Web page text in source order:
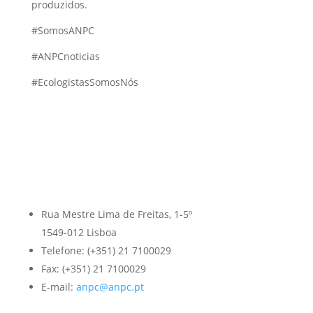
produzidos.
#SomosANPC
#ANPCnoticias
#EcologistasSomosNós
Rua Mestre Lima de Freitas, 1-5º
1549-012 Lisboa
Telefone: (+351) 21 7100029
Fax: (+351) 21 7100029
E-mail: anpc@anpc.pt